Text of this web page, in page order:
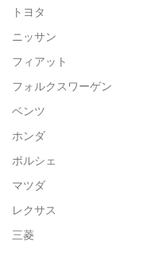
トヨタ
ニッサン
フィアット
フォルクスワーゲン
ベンツ
ホンダ
ポルシェ
マツダ
レクサス
三菱